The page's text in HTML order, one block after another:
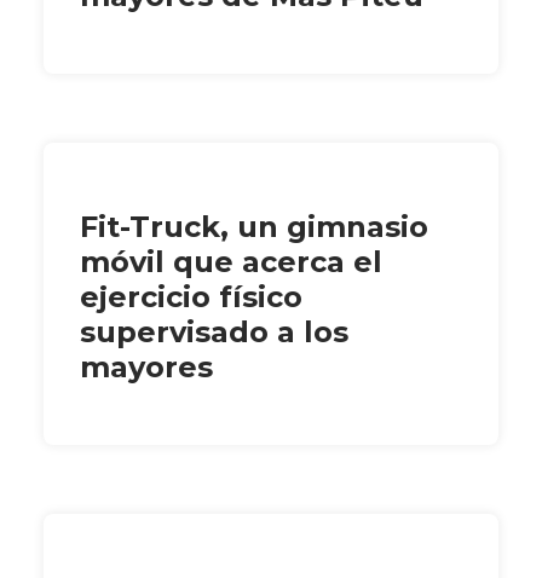
Fit-Truck, un gimnasio
móvil que acerca el
ejercicio físico
supervisado a los
mayores